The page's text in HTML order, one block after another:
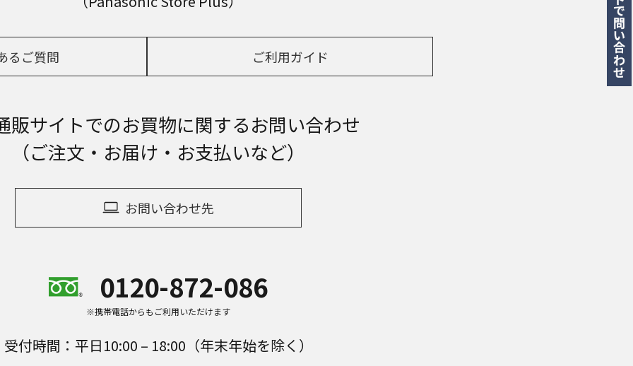
るご質問 ご利用ガイド
販サイトでのお買物に関するお問い合わせ
（ご注文・お届け・お支払いなど）
お問い合わせ先
0120-872-086
※携帯電話からもご利用いただけます
受付時間：平日10:00 – 18:00（年末年始を除く）